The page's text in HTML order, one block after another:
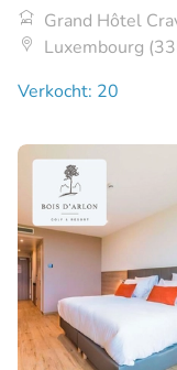
Grand Hôtel
Luxembourg
Verkocht: 20